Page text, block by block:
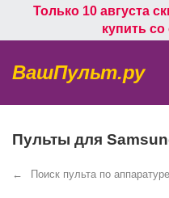
Только 10 августа
купить со
ВашПульт.ру
Пульты для
Поиск пульта по аппаратуре